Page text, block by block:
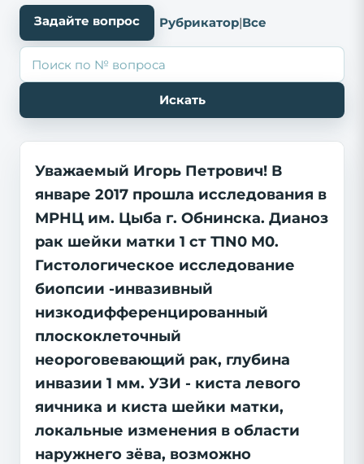
Задайте вопрос Рубрикатор|Все
Уважаемый Игорь Петрович! В
январе 2017 прошла исследования в
МРНЦ им. Цыба г. Обнинска. Дианоз
рак шейки матки 1 ст Т1N0 M0.
Гистологическое исследование
биопсии -инвазивный
низкодифференцированный
плоскоклеточный
неороговевающий рак, глубина
инвазии 1 мм. УЗИ - киста левого
яичника и киста шейки матки,
локальные изменения в области
наружнего зёва, возможно